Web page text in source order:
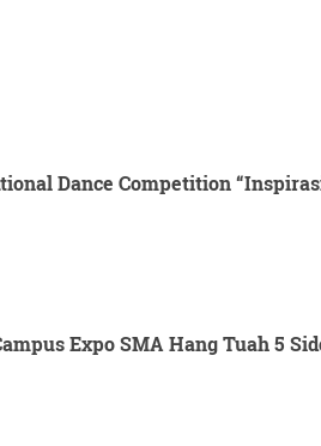
Dance Competition
Expo SMA Hang Tuah 5